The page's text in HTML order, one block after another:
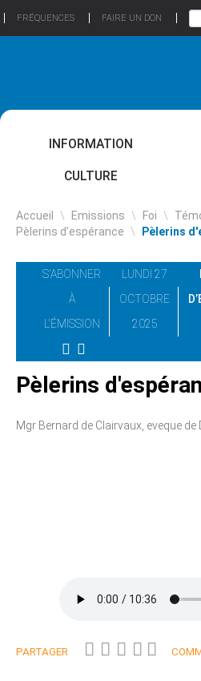
FRÉQUENCES FAIRE UN DON
INFORMATION
CULTURE
Accueil \ Emissions \ Foi \
Pèlerins d’espérance \ Pèlerins
S'ABONNER
À
L'ÉMISSION
LUNDI 27
OCTOBRE
2025
Pèlerins
Mgr Bernard de Clairvaux, eveque
PARTAGER